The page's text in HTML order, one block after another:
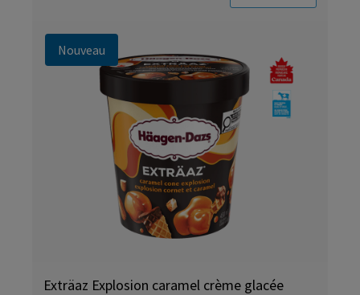
Nouveau
Exträaz Explosion caramel crème glacée